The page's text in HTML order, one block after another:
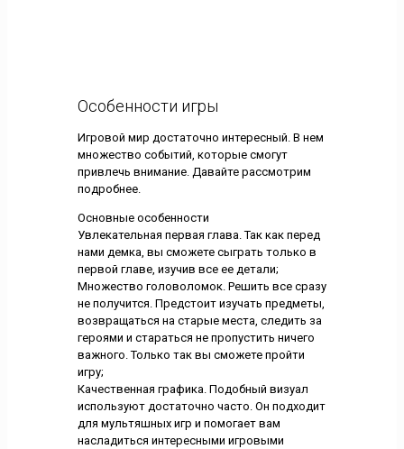
Особенности игры
Игровой мир достаточно интересный. В нем
множество событий, которые смогут
привлечь внимание. Давайте рассмотрим
подробнее.
Основные особенности
Увлекательная первая глава. Так как перед
нами демка, вы сможете сыграть только в
первой главе, изучив все ее детали;
Множество головоломок. Решить все сразу
не получится. Предстоит изучать предметы,
возвращаться на старые места, следить за
героями и стараться не пропустить ничего
важного. Только так вы сможете пройти
игру;
Качественная графика. Подобный визуал
используют достаточно часто. Он подходит
для мультяшных игр и помогает вам
насладиться интересными игровыми